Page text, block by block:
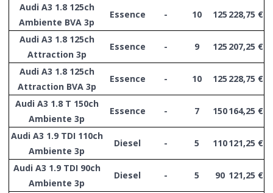
Audi A3 1.8 125ch
Ambiente BVA 3p
Essence - 10 125 228,75 €
Audi A3 1.8 125ch
Attraction 3p
Essence - 9 125 207,25 €
Audi A3 1.8 125ch
Attraction BVA 3p
Essence - 10 125 228,75 €
Audi A3 1.8 T 150ch
Ambiente 3p
Essence - 7 150164,25 €
Audi A3 1.9 TDI 110ch
Ambiente 3p
Diesel - 5 110121,25 €
Audi A3 1.9 TDI 90ch
Ambiente 3p
Diesel - 5 90 121,25 €